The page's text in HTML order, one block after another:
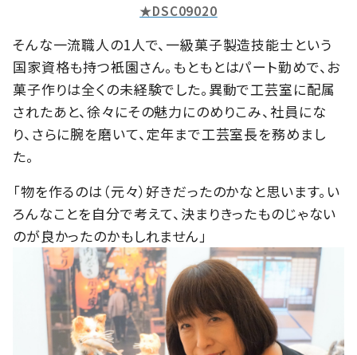
★DSC09020
そんな一流職人の1人で、一級菓子製造技能士という
国家資格も持つ衹園さん。もともとはパート勤めで、お
菓子作りは全くの未経験でした。異動で工芸室に配属
されたあと、徐々にその魅力にのめりこみ、社員にな
り、さらに腕を磨いて、定年まで工芸室長を務めまし
た。
「物を作るのは（元々）好きだったのかなと思います。い
ろんなことを自分で考えて、決まりきったものじゃない
のが良かったのかもしれません」